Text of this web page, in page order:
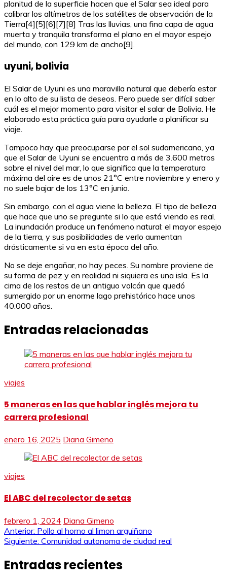
planitud de la superficie hacen que el Salar sea ideal para
calibrar los altímetros de los satélites de observación de la
Tierra[4][5][6][7][8] Tras las lluvias, una fina capa de agua
muerta y tranquila transforma el plano en el mayor espejo
del mundo, con 129 km de ancho[9].
uyuni, bolivia
El Salar de Uyuni es una maravilla natural que debería estar
en lo alto de su lista de deseos. Pero puede ser difícil saber
cuál es el mejor momento para visitar el salar de Bolivia. He
elaborado esta práctica guía para ayudarle a planificar su
viaje.
Tampoco hay que preocuparse por el sol sudamericano, ya
que el Salar de Uyuni se encuentra a más de 3.600 metros
sobre el nivel del mar, lo que significa que la temperatura
máxima del aire es de unos 21°C entre noviembre y enero y
no suele bajar de los 13°C en junio.
Sin embargo, con el agua viene la belleza. El tipo de belleza
que hace que uno se pregunte si lo que está viendo es real.
La inundación produce un fenómeno natural: el mayor espejo
de la tierra, y sus posibilidades de verlo aumentan
drásticamente si va en esta época del año.
No se deje engañar, no hay peces. Su nombre proviene de
su forma de pez y en realidad ni siquiera es una isla. Es la
cima de los restos de un antiguo volcán que quedó
sumergido por un enorme lago prehistórico hace unos
40.000 años.
Entradas relacionadas
viajes
5 maneras en las que hablar inglés mejora tu
carrera profesional
enero 16, 2025 Diana Gimeno
viajes
El ABC del recolector de setas
febrero 1, 2024 Diana Gimeno
Navegación
entradas
Anterior: Pollo al horno al limon arguiñano
Siguiente: Comunidad autonoma de ciudad real
Entradas recientes